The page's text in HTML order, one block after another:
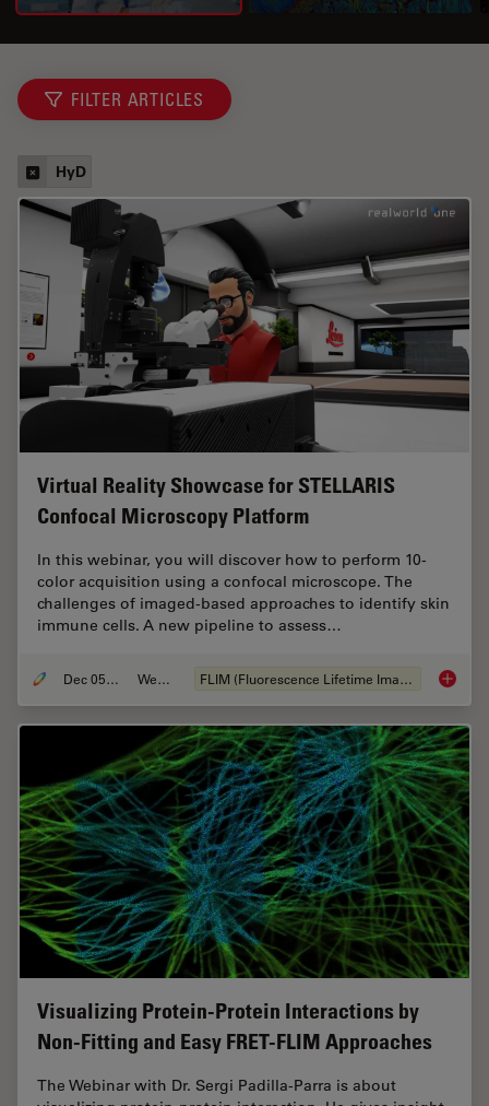
FILTER ARTICLES
HyD
Virtual Reality Showcase for STELLARIS
Confocal Microscopy Platform
In this webinar, you will discover how to perform 10-
color acquisition using a confocal microscope. The
challenges of imaged-based approaches to identify skin
immune cells. A new pipeline to assess…
Dec 05, 2022 Webinar: FLIM (Fluorescence Lifetime Imaging Microscopy) Virtual
Visualizing Protein-Protein Interactions by
Non-Fitting and Easy FRET-FLIM Approaches
The Webinar with Dr. Sergi Padilla-Parra is about